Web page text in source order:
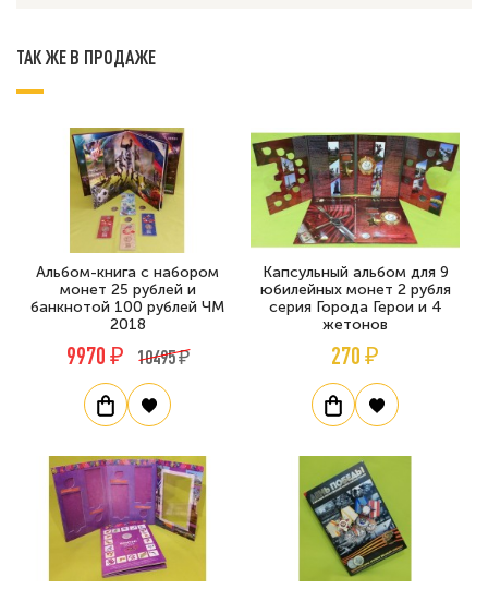
ТАК ЖЕ В ПРОДАЖЕ
Альбом-книга с набором
монет 25 рублей и
банкнотой 100 рублей ЧМ
2018
9970 ₽ 10495 ₽
Капсульный альбом для 9
юбилейных монет 2 рубля
серия Города Герои и 4
жетонов
270 ₽